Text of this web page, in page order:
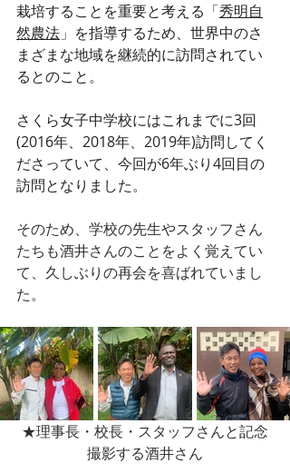
栽培することを重要と考える「秀明自
然農法 」を指導するため、世界中のさ
まざまな地域を継続的に訪問されてい
るとのこと。
さくら女子中学校にはこれまでに3回
(2016年、2018年、2019年)訪問してく
ださっていて、今回が6年ぶり4回目の
訪問となりました。
そのため、学校の先生やスタッフさん
たちも酒井さんのことをよく覚えてい
て、久しぶりの再会を喜ばれていまし
た。
★理事長・校長・スタッフさんと記念
撮影する酒井さん